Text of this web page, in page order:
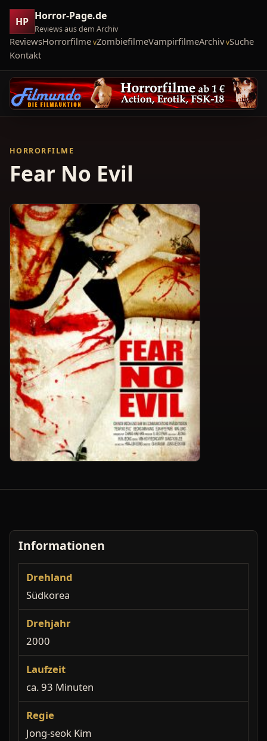
HP Horror-Page.de
Reviews aus dem Archiv
ReviewsHorrorfilme ZombiefilmeVampirfilmeArchiv Suche
Kontakt
HORRORFILME
Fear No Evil
Informationen
Drehland
Südkorea
Drehjahr
2000
Laufzeit
ca. 93 Minuten
Regie
Jong-seok Kim